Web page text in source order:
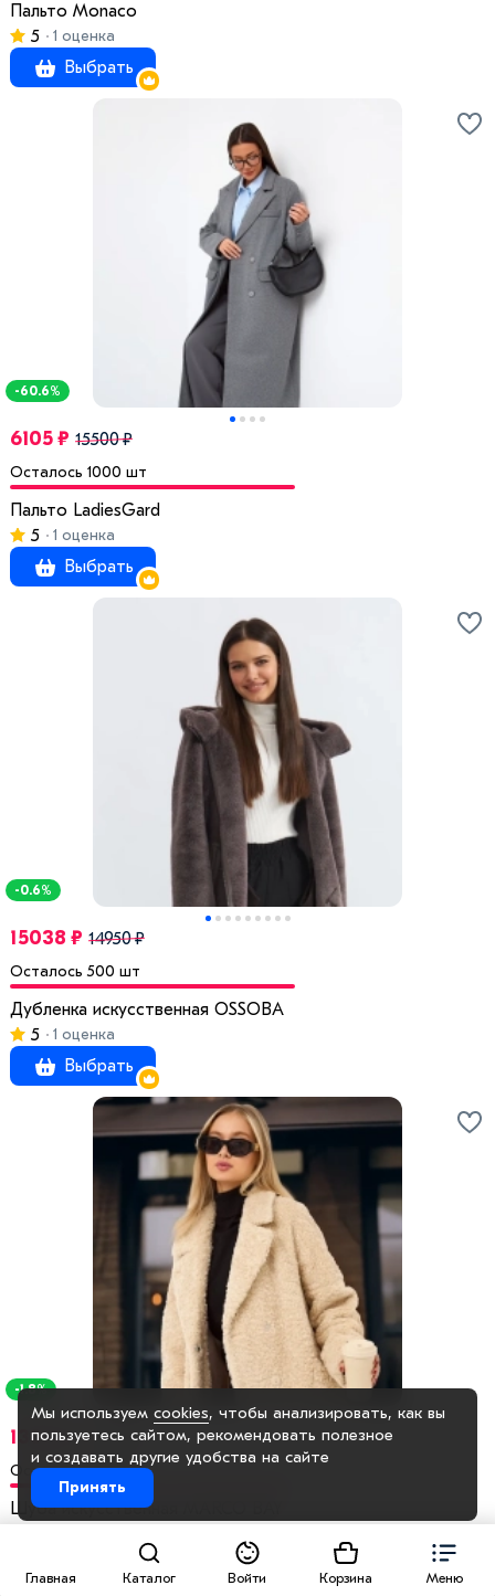
Главная Каталог Войти Корзина Меню
Пальто Monaco
5
1 оценка
Выбрать
-60.6%
6105 ₽ 15500 ₽
Осталось 1000 шт
Пальто LadiesGard
5
1 оценка
Выбрать
-0.6%
15038 ₽ 14950 ₽
Осталось 500 шт
Дубленка искусственная OSSOBA
5
1 оценка
Выбрать
-1.8%
13843 ₽ 14100 ₽
Осталось 599 шт
Шуба искусственная MARCO BAY
Мы используем cookies, чтобы анализировать, как вы
пользуетесь сайтом, рекомендовать полезное
и создавать другие удобства на сайте
Принять